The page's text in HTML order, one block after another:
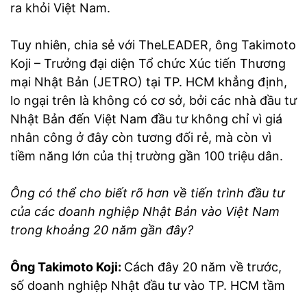
ra khỏi Việt Nam.
Tuy nhiên, chia sẻ với TheLEADER, ông Takimoto
Koji – Trưởng đại diện Tổ chức Xúc tiến Thương
mại Nhật Bản (JETRO) tại TP. HCM khẳng định,
lo ngại trên là không có cơ sở, bởi các nhà đầu tư
Nhật Bản đến Việt Nam đầu tư không chỉ vì giá
nhân công ở đây còn tương đối rẻ, mà còn vì
tiềm năng lớn của thị trường gần 100 triệu dân.
Ông có thể cho biết rõ hơn về tiến trình đầu tư
của các doanh nghiệp Nhật Bản vào Việt Nam
trong khoảng 20 năm gần đây?
Ông Takimoto Koji: Cách đây 20 năm về trước,
số doanh nghiệp Nhật đầu tư vào TP. HCM tầm